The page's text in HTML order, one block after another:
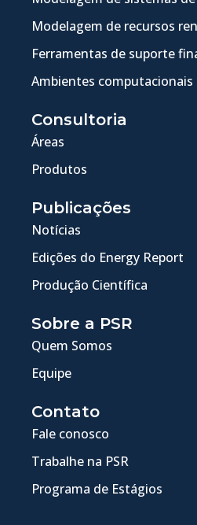
Modelagem de recursos
Ferramentas de suporte
Ambientes computacionais
Consultoria
Áreas
Produtos
Publicações
Notícias
Edições do Energy Report
Produção Científica
Sobre a PSR
Quem Somos
Equipe
Contato
Fale conosco
Trabalhe na PSR
Programa de Estágios